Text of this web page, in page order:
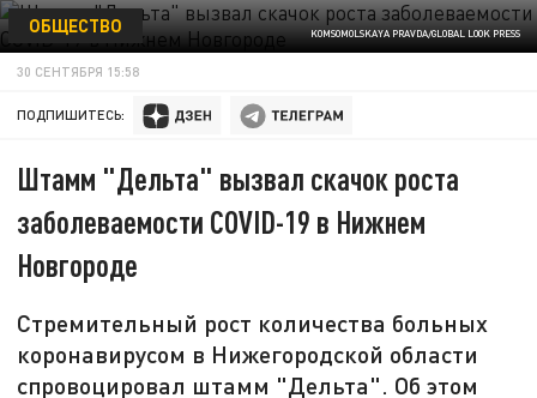
KOMSOMOLSKAYA PRAVDA/GLOBAL LOOK PRESS
ОБЩЕСТВО
30 СЕНТЯБРЯ 15:58
ПОДПИШИТЕСЬ:
Штамм "Дельта" вызвал скачок роста
заболеваемости COVID-19 в Нижнем
Новгороде
Стремительный рост количества больных
коронавирусом в Нижегородской области
спровоцировал штамм "Дельта". Об этом